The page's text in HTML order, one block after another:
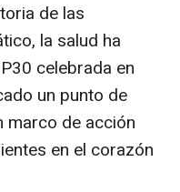
de las
la salud ha
celebrada en
un punto de
marco de acción
en el corazón